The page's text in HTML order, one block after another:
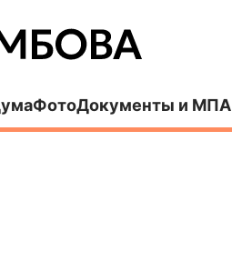
ФотоДокументы и МПА